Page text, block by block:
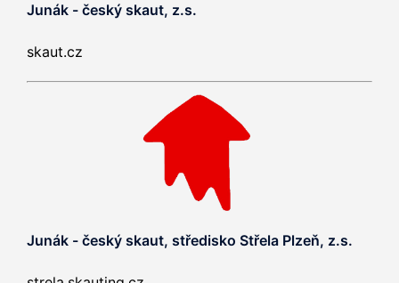
Junák - český skaut, z.s.
skaut.cz
Junák - český skaut, středisko Střela Plzeň, z.s.